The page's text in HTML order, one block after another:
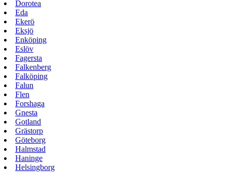
Dorotea
Eda
Ekerö
Eksjö
Enköping
Eslöv
Fagersta
Falkenberg
Falköping
Falun
Flen
Forshaga
Gnesta
Gotland
Grästorp
Göteborg
Halmstad
Haninge
Helsingborg